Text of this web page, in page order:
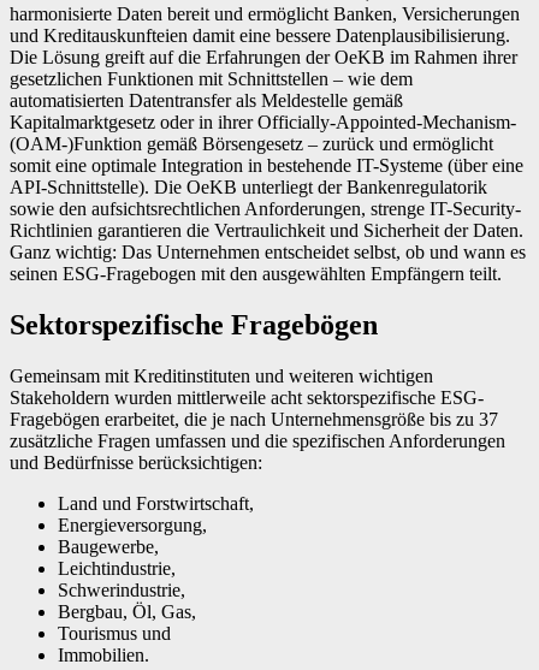
harmonisierte Daten bereit und ermöglicht Banken, Versicherungen
und Kreditauskunfteien damit eine bessere Datenplausibilisierung.
Die Lösung greift auf die Erfahrungen der OeKB im Rahmen ihrer
gesetzlichen Funktionen mit Schnittstellen – wie dem
automatisierten Datentransfer als Meldestelle gemäß
Kapitalmarktgesetz oder in ihrer Officially-Appointed-Mechanism-
(OAM-)Funktion gemäß Börsengesetz – zurück und ermöglicht
somit eine optimale Inte­gration in bestehende IT-Systeme (über eine
API-Schnittstelle). Die OeKB unterliegt der Bankenregulatorik
sowie den aufsichtsrechtlichen Anforderungen, strenge IT-Security-
Richtlinien garantieren die Vertraulichkeit und Sicherheit der Daten.
Ganz wichtig: Das Unternehmen entscheidet selbst, ob und wann es
seinen ESG-Fragebogen mit den ausgewählten Empfängern teilt.
Sektorspezifische Fragebögen
Gemeinsam mit Kreditinstituten und weiteren wichtigen
Stakeholdern wurden mittlerweile acht sektorspezifische ESG-
Fragebögen erarbeitet, die je nach Unternehmensgröße bis zu 37
zusätzliche Fragen umfassen und die spezifischen Anforderungen
und Bedürfnisse berücksichtigen:
Land und Forstwirtschaft,
Energieversorgung,
Baugewerbe,
Leichtindustrie,
Schwerindustrie,
Bergbau, Öl, Gas,
Tourismus und
Immobilien.